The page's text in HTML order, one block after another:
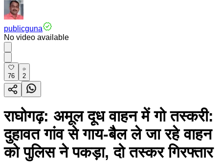
publicguna
No video available
76 2
राघोगढ़: अमूल दूध वाहन में गो तस्करी:
दुहावत गांव से गाय-बैल ले जा रहे वाहन
को पुलिस ने पकड़ा, दो तस्कर गिरफ्तार